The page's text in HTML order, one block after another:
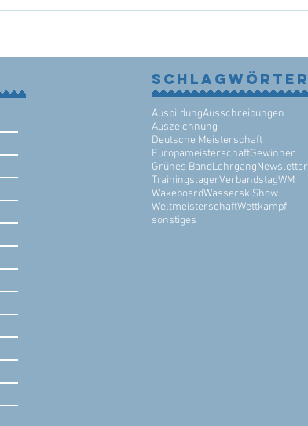
Schlagwörter
AusbildungAusschreibungen
Auszeichnung
Deutsche Meisterschaft
EuropameisterschaftGewinner
Grünes BandLehrgangNewsletter
TrainingslagerVerbandstagWM
WakeboardWasserskiShow
WeltmeisterschaftWettkampf
sonstiges